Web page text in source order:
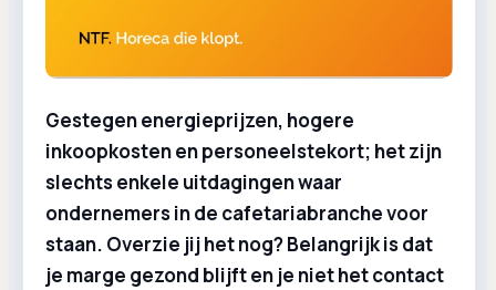
Gestegen energieprijzen, hogere
inkoopkosten en personeelstekort; het zijn
slechts enkele uitdagingen waar
ondernemers in de cafetariabranche voor
staan. Overzie jij het nog? Belangrijk is dat
je marge gezond blijft en je niet het contact